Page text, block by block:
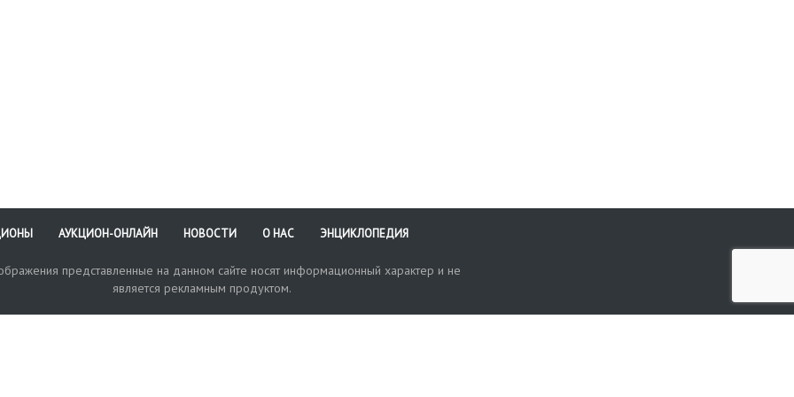
АУКЦИОН-ОНЛАЙН НОВОСТИ О НАС ЭНЦИКЛОПЕДИЯ
представленные на данном сайте носят информационный характер и не
является рекламным продуктом.